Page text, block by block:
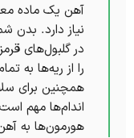
آهن یک ماده
نیاز دارد. بدن
در گلبول‌های
را از ریه‌ها به
همچنین برای
اندام‌ها مهم
هورمون‌ها به آهن